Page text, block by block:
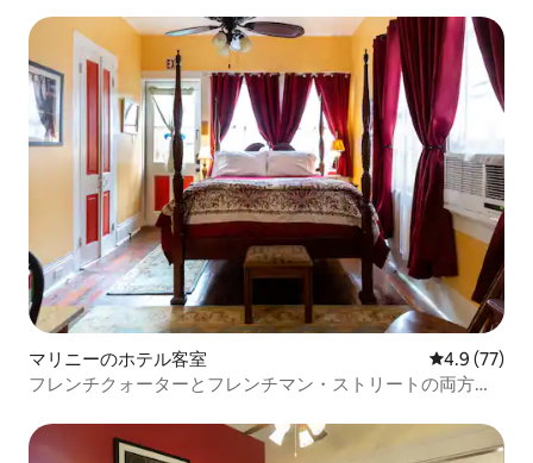
マリニーのホテル客室 レビュー77
4.9 (77)
フレンチクォーターとフレンチマン・ストリートの両方に